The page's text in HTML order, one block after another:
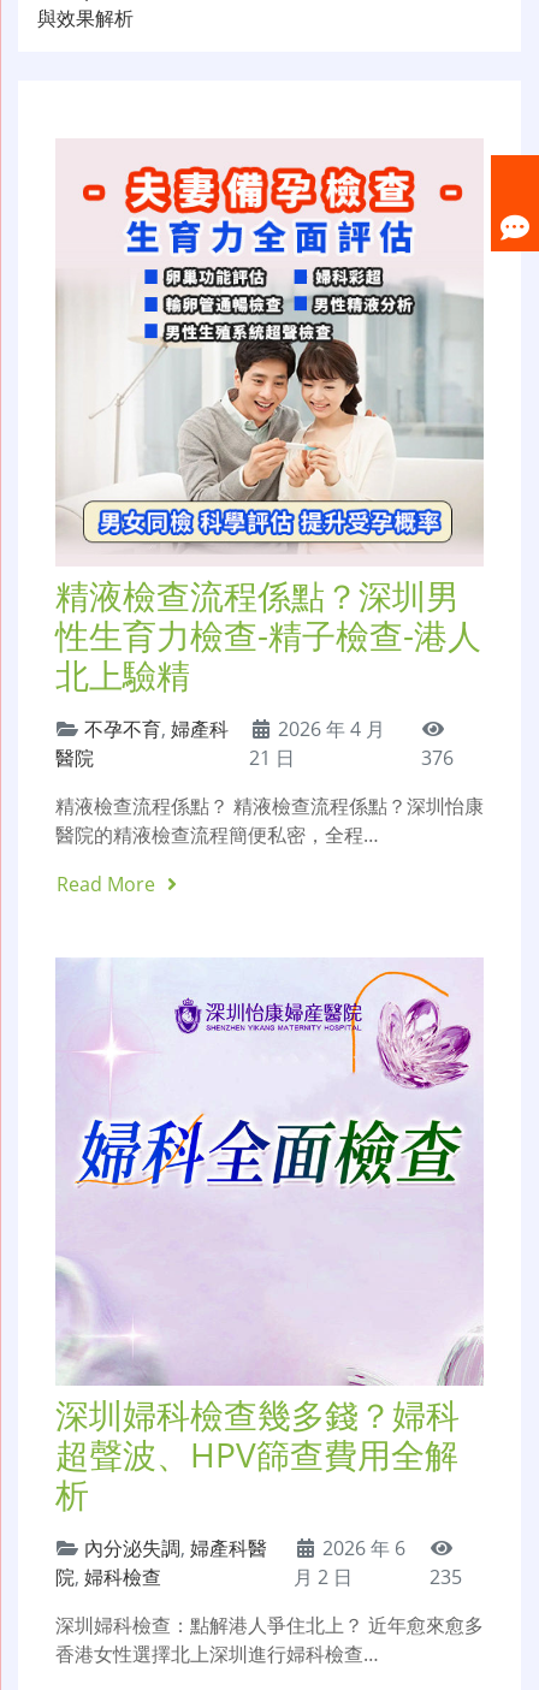
导
與效果解析
精液檢查流程係點？深圳男
性生育力檢查-精子檢查-港人
北上驗精
不孕不育, 婦產科
醫院
2026 年 4 月
21 日
376
精液檢查流程係點？ 精液檢查流程係點？深圳怡康
醫院的精液檢查流程簡便私密，全程…
Read More
深圳婦科檢查幾多錢？婦科
超聲波、HPV篩查費用全解
析
內分泌失調, 婦產科醫
院, 婦科檢查
2026 年 6
月 2 日
235
深圳婦科檢查：點解港人爭住北上？ 近年愈來愈多
香港女性選擇北上深圳進行婦科檢查…